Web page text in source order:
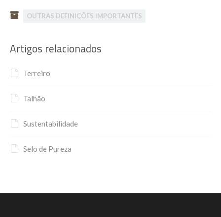
OUTRAS DEFINIÇÕES IMPORTANTES
Artigos relacionados
Terreiro
Talhão
Sustentabilidade
Selo de Pureza